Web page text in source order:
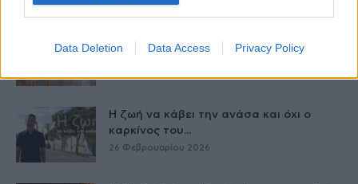
Data Deletion Data Access Privacy Policy
στην Ελλάδα το 2026
Η ζωή να κάβει την ανάσα και όχι ο
καρκίνος του...
26 Φεβρουαρίου 2026